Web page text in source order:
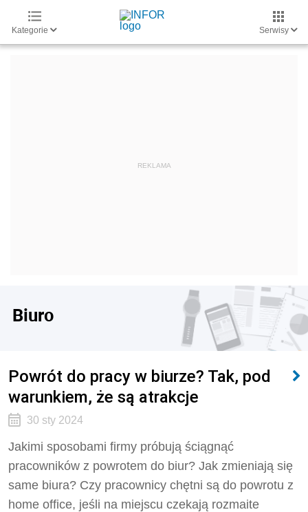
Kategorie Serwisy
Biuro
Powrót do pracy w biurze? Tak, pod
warunkiem, że są atrakcje
30 sty 2024
Jakimi sposobami firmy próbują ściągnąć
pracowników z powrotem do biur? Jak zmieniają się
same biura? Czy pracownicy chętni są do powrotu z
home office, jeśli na miejscu czekają rozmaite